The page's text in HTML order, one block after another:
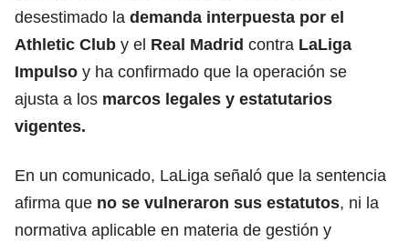
desestimado la demanda interpuesta por el
Athletic Club y el Real Madrid contra LaLiga
Impulso y ha confirmado que la operación se
ajusta a los marcos legales y estatutarios
vigentes.
En un comunicado, LaLiga señaló que la sentencia
afirma que no se vulneraron sus estatutos, ni la
normativa aplicable en materia de gestión y